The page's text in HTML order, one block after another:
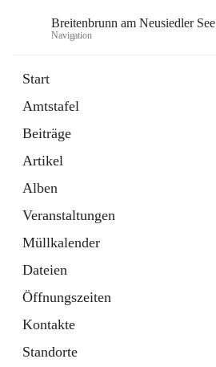
Breitenbrunn am Neusiedler See
Navigation
Start
Amtstafel
Beiträge
Artikel
Alben
Veranstaltungen
Müllkalender
Dateien
Öffnungszeiten
Kontakte
Standorte
18 Schnellzugriffe
Gemeindeservice